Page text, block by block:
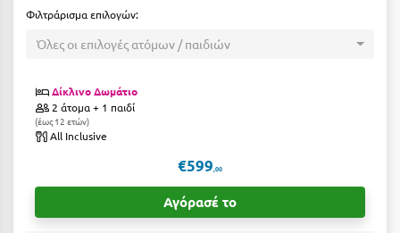
Ηλεία
Ηράκλειο
Θάσος
Φιλτράρισμα επιλογών:
Όλες οι επιλογές ατόμων / παιδιών
Δίκλινο Δωμάτιο
2 άτομα + 1 παιδί
έως 12 ετών
All Inclusive
€599 ,00
Αγόρασέ το